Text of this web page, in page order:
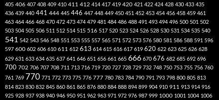
405 406 407 408 409 410 411 412 414 417 419 420 421 422 424 428 430 433 435
436 439 440 441 444 445 446 447 448 449 450 451 452 453 454 456 458 459 461
463 464 466 468 470 472 473 474 479 481 484 486 488 491 493 494 496 500 501 502
503 504 505 506 511 512 514 515 516 517 520 523 524 526 528 530 531 534 535 540
541 542 543 546 548 551 553 555 557 565 571 572 573 576 580 581 586 588 591 596
597 600 602 606 610 611 612 613 614 615 616 617 619 620 622 623 625 626 628
629 631 633 634 635 637 641 646 651 656 661 665 666 670 676 682 685 692 696
700 702 706 707 708 711 713 716 719 720 727 728 729 732 748 750 753 755 756 760
761 769 770 771 772 773 775 776 777 780 783 784 790 791 793 798 800 805 813
814 823 830 832 845 860 861 865 876 880 884 888 894 899 904 910 911 913 914 916
925 928 937 938 940 946 950 951 962 963 971 972 976 987 999 1000 1001 1004 1006